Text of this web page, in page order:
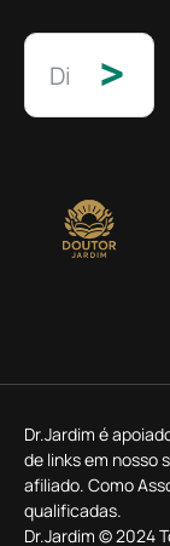
>
Dr.Jardim é
de links em nosso
afiliado. Como
qualificadas.
Dr.Jardim © 2024